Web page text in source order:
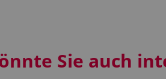
Sie auch